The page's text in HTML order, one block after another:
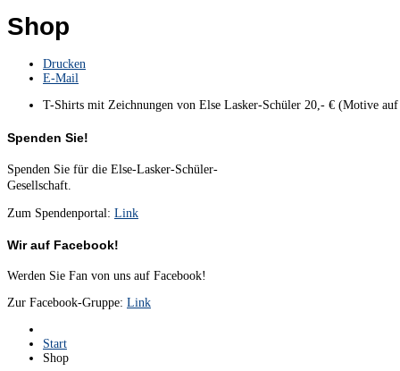
Shop
Drucken
E-Mail
T-Shirts mit Zeichnungen von Else Lasker-Schüler 20,- € (Motive
Spenden Sie!
Spenden Sie für die Else-Lasker-Schüler-
Gesellschaft.
Zum Spendenportal: Link
Wir auf Facebook!
Werden Sie Fan von uns auf Facebook!
Zur Facebook-Gruppe: Link
Start
Shop